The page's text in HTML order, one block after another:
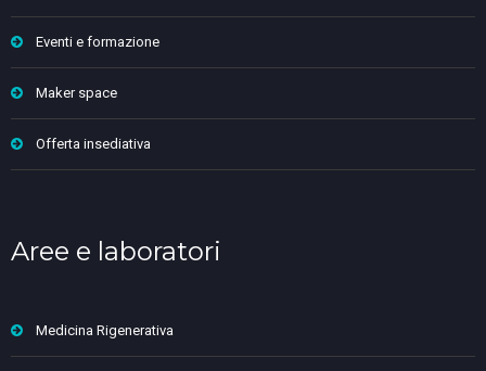
Eventi e formazione
Maker space
Offerta insediativa
Aree e laboratori
Medicina Rigenerativa